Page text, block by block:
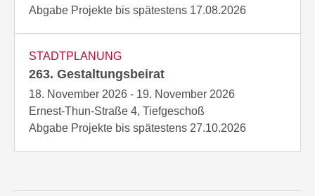
Abgabe Projekte bis spätestens 17.08.2026
STADTPLANUNG
263. Gestaltungsbeirat
18. November 2026 - 19. November 2026
Ernest-Thun-Straße 4, Tiefgeschoß
Abgabe Projekte bis spätestens 27.10.2026